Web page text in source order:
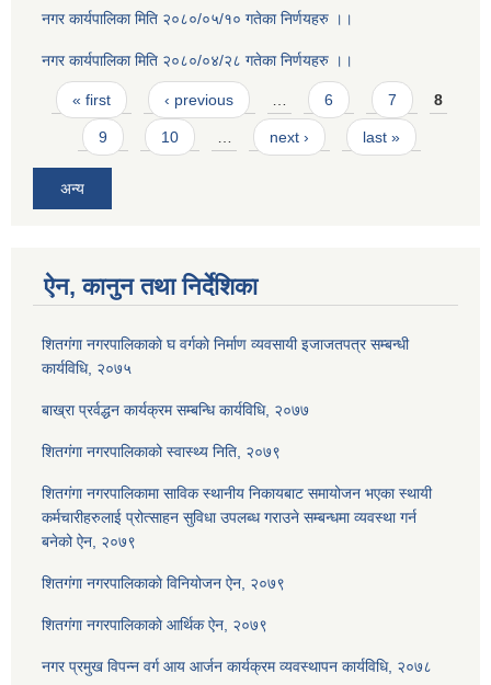
नगर कार्यपालिका मिति २०८०/०५/१० गतेका निर्णयहरु ।।
नगर कार्यपालिका मिति २०८०/०४/२८ गतेका निर्णयहरु ।।
Pages
« first ‹ previous … 6 7 8
9 10 … next › last »
अन्य
ऐन, कानुन तथा निर्देशिका
शितगंगा नगरपालिकाकाे घ वर्गकाे निर्माण व्यवसायी इजाजतपत्र सम्बन्धी
कार्यविधि, २०७५
बाख्रा प्रर्वद्धन कार्यक्रम सम्बन्धि कार्यविधि, २०७७
शितगंगा नगरपालिकाको स्वास्थ्य निति, २०७९
शितगंगा नगरपालिकामा साविक स्थानीय निकायबाट समायोजन भएका स्थायी
कर्मचारीहरुलाई प्रोत्साहन सुविधा उपलब्ध गराउने सम्बन्धमा व्यवस्था गर्न
बनेको ऐन, २०७९
शितगंगा नगरपालिकाकाे विनियोजन ऐन, २०७९
शितगंगा नगरपालिकाकाे आर्थिक ऐन, २०७९
नगर प्रमुख विपन्न वर्ग आय आर्जन कार्यक्रम व्यवस्थापन कार्यविधि, २०७८